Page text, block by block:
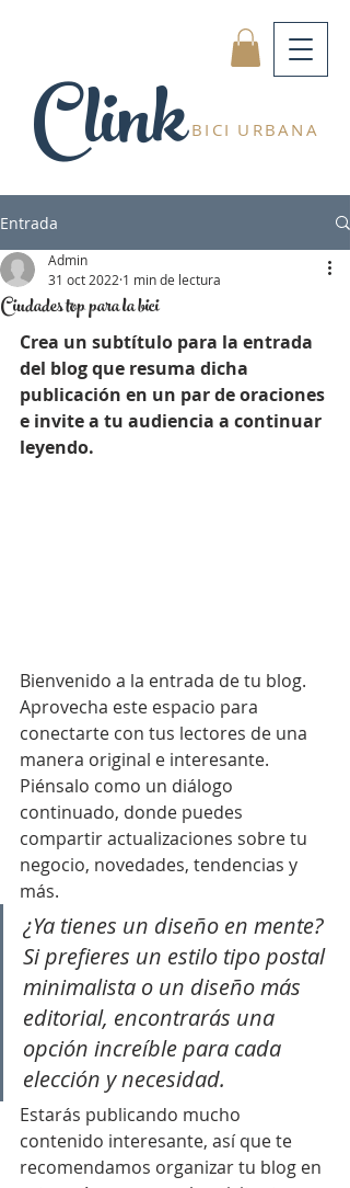
Clink BICI URBANA
Entrada
Ciudades top para la bici
Admin
31 oct 2022 1 min de lectura
Crea un subtítulo para la entrada
del blog que resuma dicha
publicación en un par de oraciones
e invite a tu audiencia a continuar
leyendo.
Bienvenido a la entrada de tu blog.
Aprovecha este espacio para
conectarte con tus lectores de una
manera original e interesante.
Piénsalo como un diálogo
continuado, donde puedes
compartir actualizaciones sobre tu
negocio, novedades, tendencias y
más.
¿Ya tienes un diseño en mente?
Si prefieres un estilo tipo postal
minimalista o un diseño más
editorial, encontrarás una
opción increíble para cada
elección y necesidad.
Estarás publicando mucho
contenido interesante, así que te
recomendamos organizar tu blog en